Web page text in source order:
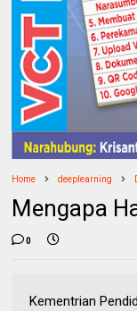
Home deeplearning
Mengapa
0
Kementrian